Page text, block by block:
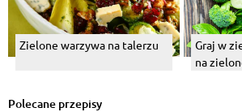
Zielone warzywa na talerzu
Graj w
na
Polecane przepisy